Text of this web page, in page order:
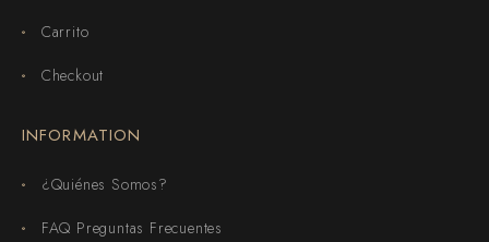
Carrito
Checkout
INFORMATION
¿Quiénes Somos?
FAQ Preguntas Frecuentes